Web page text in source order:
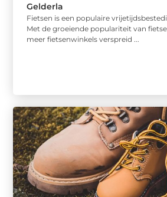
Gelderla
Fietsen is een populaire
Met de groeiende populariteit van
meer fietsenwinkels verspreid ...